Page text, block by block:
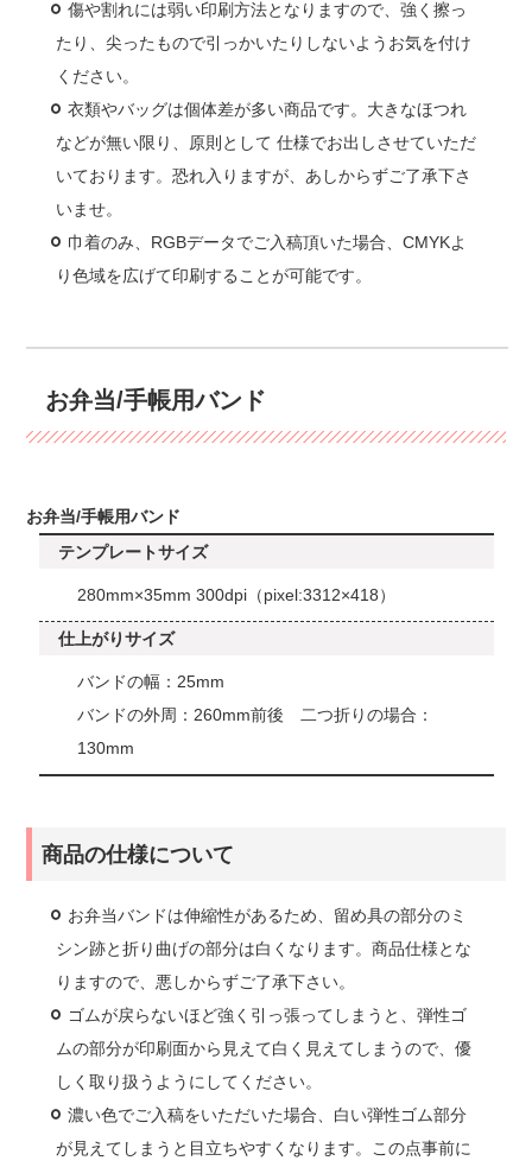
傷や割れには弱い印刷方法となりますので、強く擦っ
たり、尖ったもので引っかいたりしないようお気を付け
ください。
衣類やバッグは個体差が多い商品です。大きなほつれ
などが無い限り、原則として 仕様でお出しさせていただ
いております。恐れ入りますが、あしからずご了承下さ
いませ。
巾着のみ、RGBデータでご入稿頂いた場合、CMYKよ
り色域を広げて印刷することが可能です。
お弁当/手帳用バンド
お弁当/手帳用バンド
テンプレートサイズ
280mm×35mm 300dpi（pixel:3312×418）
仕上がりサイズ
バンドの幅：25mm
バンドの外周：260mm前後 二つ折りの場合：
130mm
商品の仕様について
お弁当バンドは伸縮性があるため、留め具の部分のミ
シン跡と折り曲げの部分は白くなります。商品仕様とな
りますので、悪しからずご了承下さい。
ゴムが戻らないほど強く引っ張ってしまうと、弾性ゴ
ムの部分が印刷面から見えて白く見えてしまうので、優
しく取り扱うようにしてください。
濃い色でご入稿をいただいた場合、白い弾性ゴム部分
が見えてしまうと目立ちやすくなります。この点事前に